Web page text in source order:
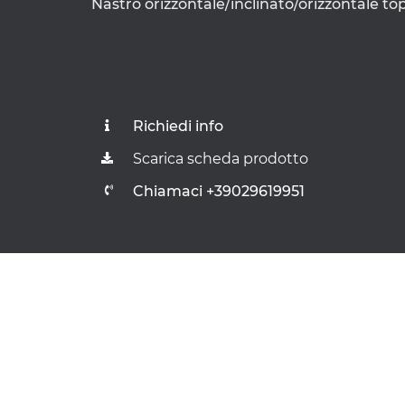
Nastro orizzontale/inclinato/orizzontale
Richiedi info
Scarica scheda prodotto
Chiamaci +39029619951